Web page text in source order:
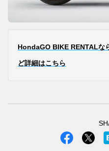
HondaGO BIKE RENTALな
ど詳細はこちら